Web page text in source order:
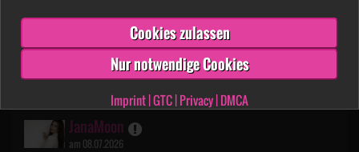
Cookies zulassen
Nur notwendige Cookies
Imprint|GTC|Privacy|DMCA
Hallo halloooooo! 👋✨😁
JanaMoon
am 08.07.2026